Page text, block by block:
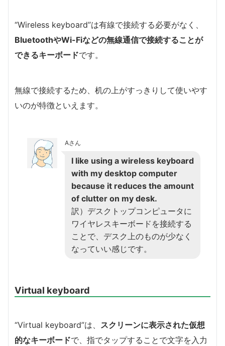
“Wireless keyboard”は有線で接続する必要がなく、
BluetoothやWi-Fiなどの無線通信で接続することが
できるキーボードです。
無線で接続するため、机の上がすっきりして使いやす
いのが特徴といえます。
Aさん
I like using a wireless keyboard
with my desktop computer
because it reduces the amount
of clutter on my desk.
訳）デスクトップコンピュータに
ワイヤレスキーボードを接続する
ことで、デスク上のものが少なく
なっていい感じです。
Virtual keyboard
“Virtual keyboard”は、 スクリーンに表示された仮想
的なキーボードで、指でタップすることで文字を入力